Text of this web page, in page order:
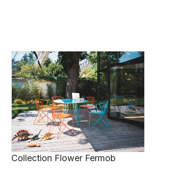
Collection Flower Fermob